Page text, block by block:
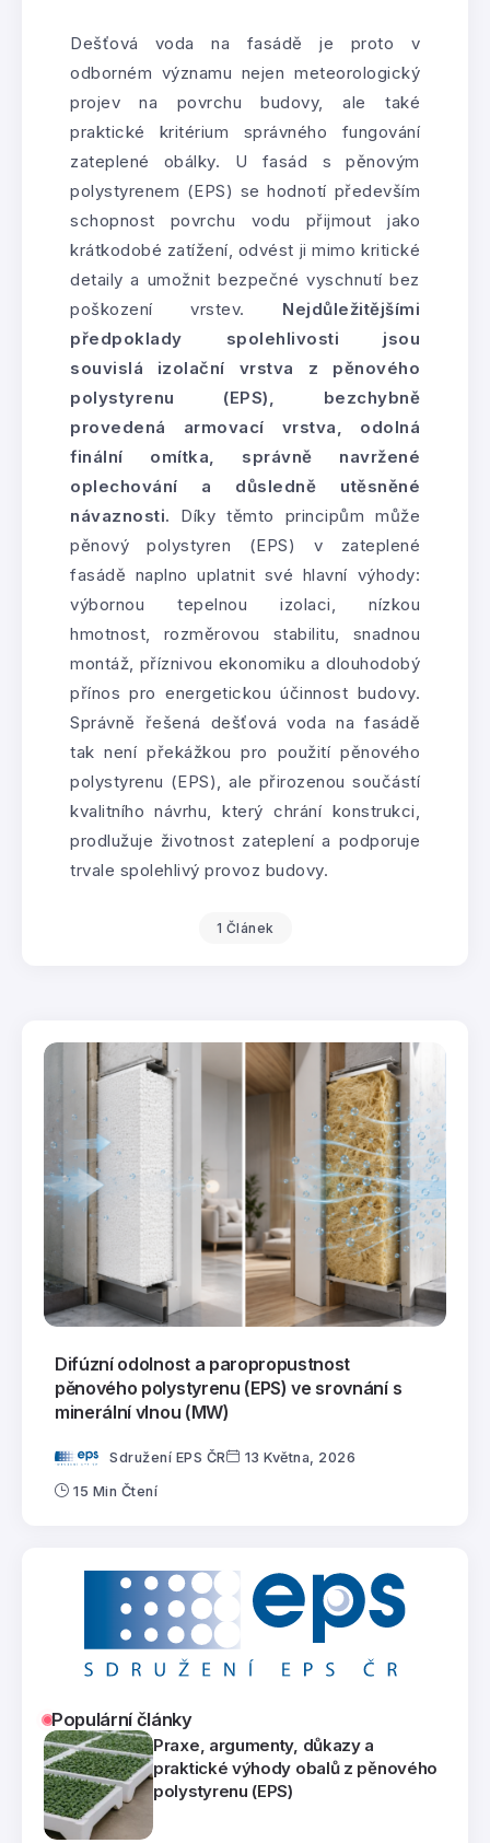
Dešťová voda na fasádě je proto v
odborném významu nejen meteorologický
projev na povrchu budovy, ale také
praktické kritérium správného fungování
zateplené obálky. U fasád s pěnovým
polystyrenem (EPS) se hodnotí především
schopnost povrchu vodu přijmout jako
krátkodobé zatížení, odvést ji mimo kritické
detaily a umožnit bezpečné vyschnutí bez
poškození vrstev. Nejdůležitějšími
předpoklady spolehlivosti jsou
souvislá izolační vrstva z pěnového
polystyrenu (EPS), bezchybně
provedená armovací vrstva, odolná
finální omítka, správně navržené
oplechování a důsledně utěsněné
návaznosti. Díky těmto principům může
pěnový polystyren (EPS) v zateplené
fasádě naplno uplatnit své hlavní výhody:
výbornou tepelnou izolaci, nízkou
hmotnost, rozměrovou stabilitu, snadnou
montáž, příznivou ekonomiku a dlouhodobý
přínos pro energetickou účinnost budovy.
Správně řešená dešťová voda na fasádě
tak není překážkou pro použití pěnového
polystyrenu (EPS), ale přirozenou součástí
kvalitního návrhu, který chrání konstrukci,
prodlužuje životnost zateplení a podporuje
trvale spolehlivý provoz budovy.
1 Článek
Difúzní odolnost a paropropustnost
pěnového polystyrenu (EPS) ve srovnání s
minerální vlnou (MW)
Sdružení EPS ČR 13 Května, 2026
15 Min Čtení
Populární články
Praxe, argumenty, důkazy a
praktické výhody obalů z pěnového
polystyrenu (EPS)